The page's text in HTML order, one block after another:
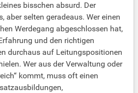
bisschen absurd. Der
aber selten geradeaus. Wer einen
Werdegang abgeschlossen hat,
und den richtigen
durchaus auf Leitungspositionen
Wer aus der Verwaltung oder
kommt, muss oft einen